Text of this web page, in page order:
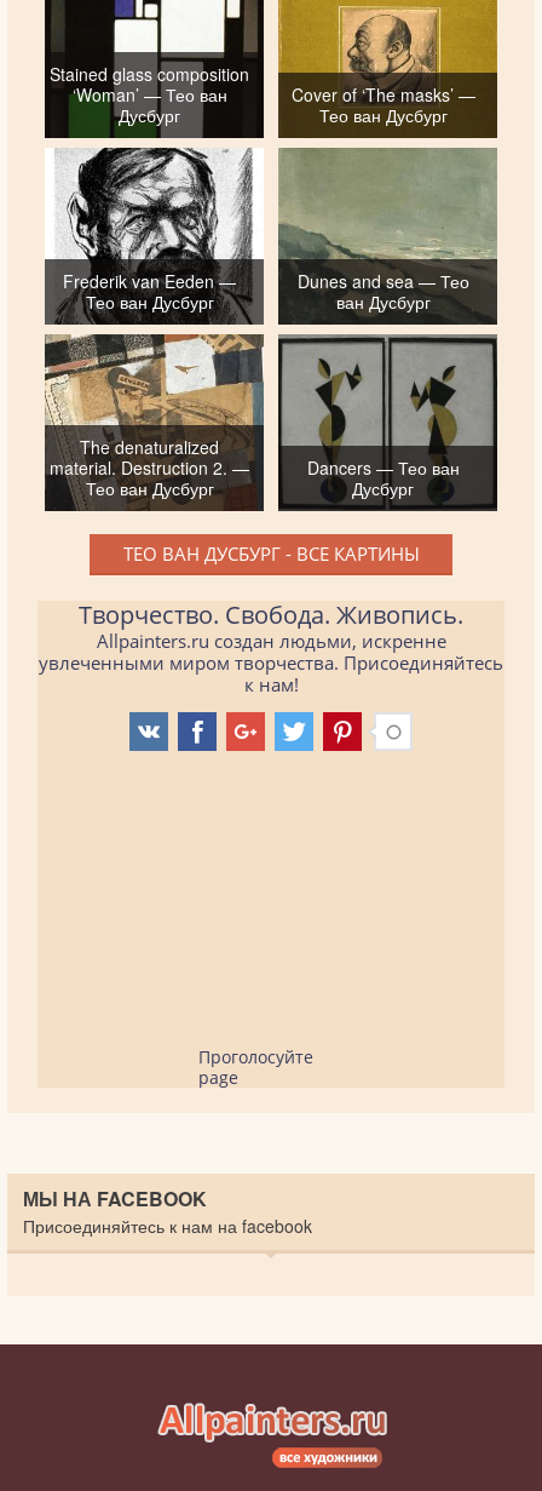
Stained glass composition
‘Woman’ — Тео ван
Дусбург
Cover of ‘The masks’ —
Тео ван Дусбург
Frederik van Eeden —
Тео ван Дусбург
Dunes and sea — Тео
ван Дусбург
The denaturalized
material. Destruction 2. —
Тео ван Дусбург
Dancers — Тео ван
Дусбург
ТЕО ВАН ДУСБУРГ - ВСЕ КАРТИНЫ
Творчество. Свобода. Живопись.
Allpainters.ru создан людьми, искренне
увлеченными миром творчества. Присоединяйтесь
к нам!
Проголосуйте
page
МЫ НА FACEBOOK
Присоединяйтесь к нам на facebook